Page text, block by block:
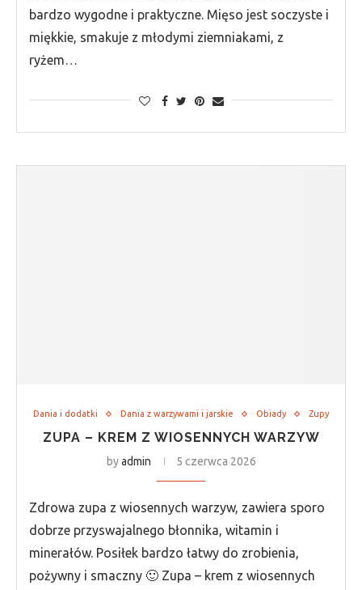
bardzo wygodne i praktyczne. Mięso jest soczyste i
miękkie, smakuje z młodymi ziemniakami, z
ryżem…
Dania i dodatki Dania z warzywami i jarskie Obiady Zupy
ZUPA – KREM Z WIOSENNYCH WARZYW
byadmin 5 czerwca 2026
Zdrowa zupa z wiosennych warzyw, zawiera sporo
dobrze przyswajalnego błonnika, witamin i
minerałów. Posiłek bardzo łatwy do zrobienia,
pożywny i smaczny 🙂 Zupa – krem z wiosennych